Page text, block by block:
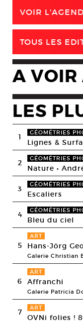
VOIR
TOUS LES
A VOIR
LES
1 GÉOMÉTRIES
Lignes &
2 GÉOMÉTRIES
Nature •
3 GÉOMÉTRIES
Escaliers
4 GÉOMÉTRIES
Bleu du ciel
5
ART
Hans-Jörg
Galerie Christian
6
ART
Affranchi
Galerie Patricia
7 ART
OVNi folies !